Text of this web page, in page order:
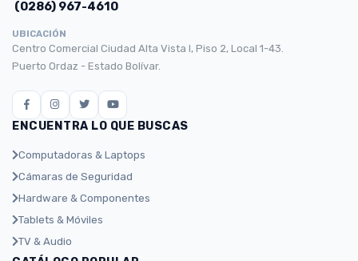
(0286) 967-4610
UBICACIÓN
Centro Comercial Ciudad Alta Vista I, Piso 2, Local 1-43.
Puerto Ordaz - Estado Bolívar.
ENCUENTRA LO QUE BUSCAS
Computadoras & Laptops
Cámaras de Seguridad
Hardware & Componentes
Tablets & Móviles
TV & Audio